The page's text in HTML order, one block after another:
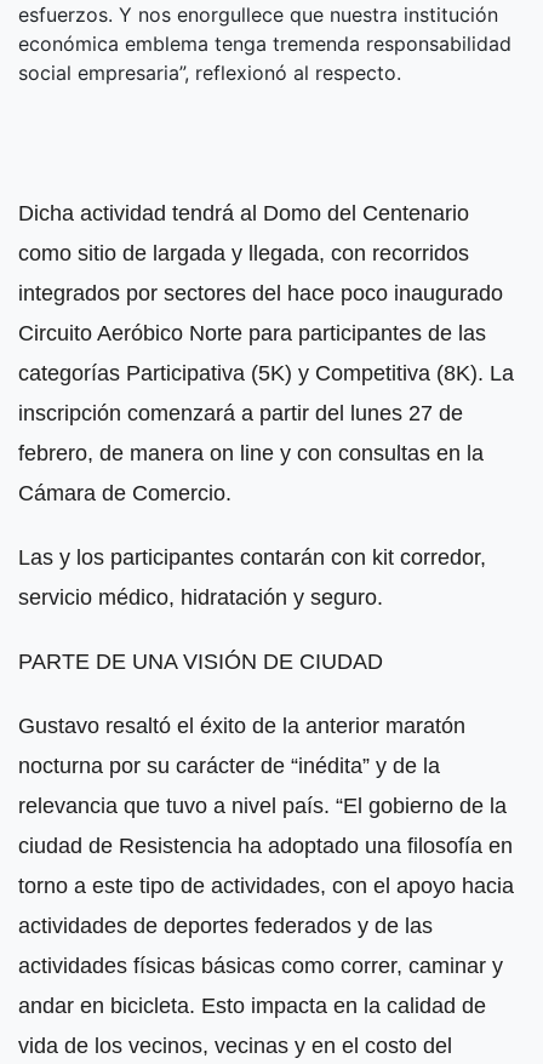
esfuerzos. Y nos enorgullece que nuestra institución
económica emblema tenga tremenda responsabilidad
social empresaria”, reflexionó al respecto.
Dicha actividad tendrá al Domo del Centenario
como sitio de largada y llegada, con recorridos
integrados por sectores del hace poco inaugurado
Circuito Aeróbico Norte para participantes de las
categorías Participativa (5K) y Competitiva (8K). La
inscripción comenzará a partir del lunes 27 de
febrero, de manera on line y con consultas en la
Cámara de Comercio.
Las y los participantes contarán con kit corredor,
servicio médico, hidratación y seguro.
PARTE DE UNA VISIÓN DE CIUDAD
Gustavo resaltó el éxito de la anterior maratón
nocturna por su carácter de “inédita” y de la
relevancia que tuvo a nivel país. “El gobierno de la
ciudad de Resistencia ha adoptado una filosofía en
torno a este tipo de actividades, con el apoyo hacia
actividades de deportes federados y de las
actividades físicas básicas como correr, caminar y
andar en bicicleta. Esto impacta en la calidad de
vida de los vecinos, vecinas y en el costo del